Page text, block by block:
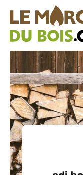
CHAUFFAGE AU
FAQ
CALCULER SA
TROUVER SON
BLOG